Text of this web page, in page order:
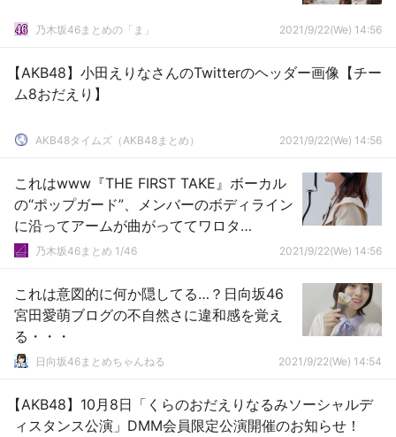
乃木坂46まとめの「ま」 2021/9/22(We) 14:56
【AKB48】小田えりなさんのTwitterのヘッダー画像【チー
ム8おだえり】
AKB48タイムズ（AKB48まとめ） 2021/9/22(We) 14:56
これはwww『THE FIRST TAKE』ボーカル
の“ポップガード”、メンバーのボディライン
に沿ってアームが曲がっててワロタ
wwwwww【乃木坂46】
乃木坂46まとめ 1/46 2021/9/22(We) 14:56
これは意図的に何か隠してる…？日向坂46
宮田愛萌ブログの不自然さに違和感を覚え
る・・・
日向坂46まとめちゃんねる 2021/9/22(We) 14:54
【AKB48】10月8日「くらのおだえりなるみソーシャルデ
ィスタンス公演」DMM会員限定公演開催のお知らせ！